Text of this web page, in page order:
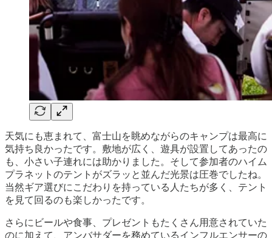
天気にも恵まれて、富士山を眺めながらのキャンプは最高に
気持ち良かったです。敷地が広く、遊具が設置してあったの
も、小さい子連れには助かりました。そして参加者のハイム
プラネットのテントがズラッと並んだ光景は圧巻でしたね。
当然ギア選びにこだわりを持っている人たちが多く、テント
を見て回るのも楽しかったです。
さらにビールや食事、プレゼントもたくさん用意されていた
のに加えて、アンバサダーを務めているインフルエンサーの